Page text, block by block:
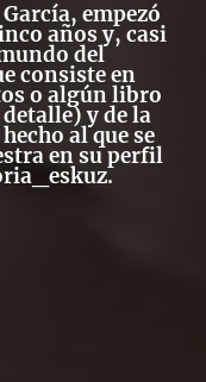
empezó
años y, casi
del
consiste en
o algún libro
y de la
al que se
en su perfil